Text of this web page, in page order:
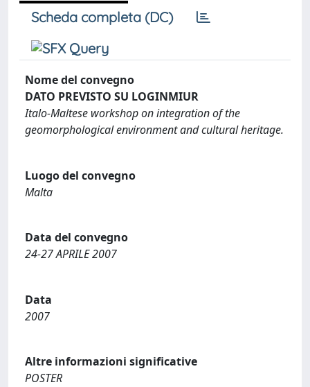
Scheda completa (DC)
Nome del convegno
DATO PREVISTO SU LOGINMIUR
Italo-Maltese workshop on integration of the
geomorphological environment and cultural heritage.
Luogo del convegno
Malta
Data del convegno
24-27 APRILE 2007
Data
2007
Altre informazioni significative
POSTER